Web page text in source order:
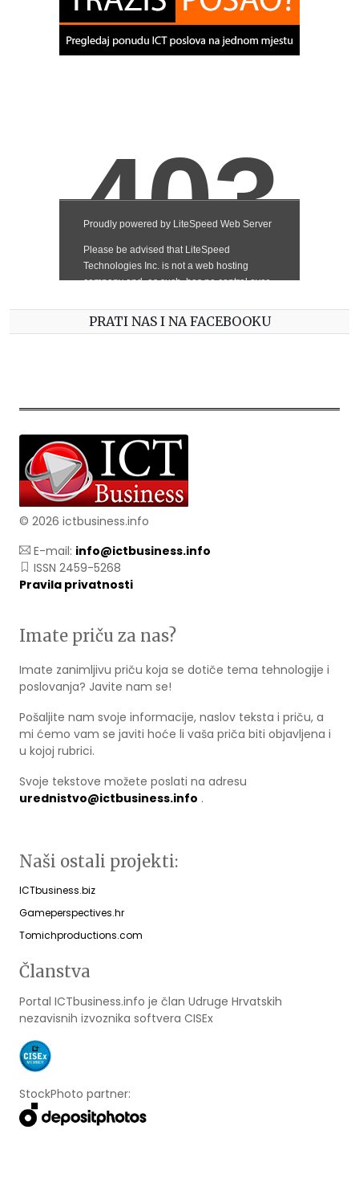
PRATI NAS I NA FACEBOOKU
© 2026 ictbusiness.info
E-mail: info@ictbusiness.info
ISSN 2459-5268
Pravila privatnosti
Imate priču za nas?
Imate zanimljivu priču koja se dotiče tema tehnologije i
poslovanja? Javite nam se!
Pošaljite nam svoje informacije, naslov teksta i priču, a
mi ćemo vam se javiti hoće li vaša priča biti objavljena i
u kojoj rubrici.
Svoje tekstove možete poslati na adresu
urednistvo@ictbusiness.info .
Naši ostali projekti:
ICTbusiness.biz
Gameperspectives.hr
Tomichproductions.com
Članstva
Portal ICTbusiness.info je član Udruge Hrvatskih
nezavisnih izvoznika softvera CISEx
StockPhoto partner: